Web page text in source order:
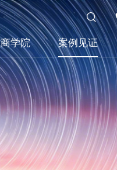
商学院 案例见证